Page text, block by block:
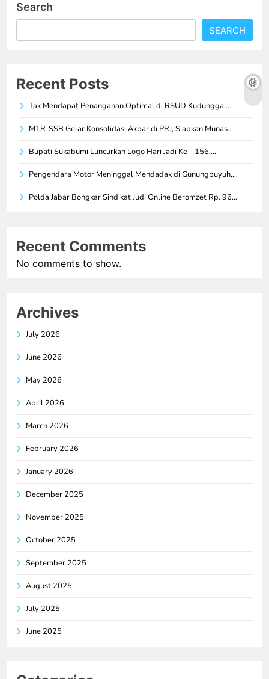
Search
SEARCH
Recent Posts
Tak Mendapat Penanganan Optimal di RSUD Kudungga,…
M1R-SSB Gelar Konsolidasi Akbar di PRJ, Siapkan Munas…
Bupati Sukabumi Luncurkan Logo Hari Jadi Ke – 156,…
Pengendara Motor Meninggal Mendadak di Gunungpuyuh,…
Polda Jabar Bongkar Sindikat Judi Online Beromzet Rp. 96…
Recent Comments
No comments to show.
Archives
July 2026
June 2026
May 2026
April 2026
March 2026
February 2026
January 2026
December 2025
November 2025
October 2025
September 2025
August 2025
July 2025
June 2025